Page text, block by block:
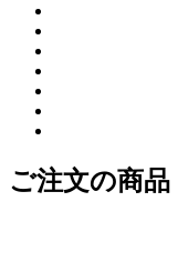
ご注文の商品